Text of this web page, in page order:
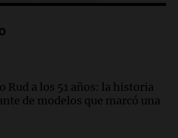
de Jorge Messi en la
en una entrevista con Rony
2007
todos
Rud a los 51 años: la historia
de modelos que marcó una